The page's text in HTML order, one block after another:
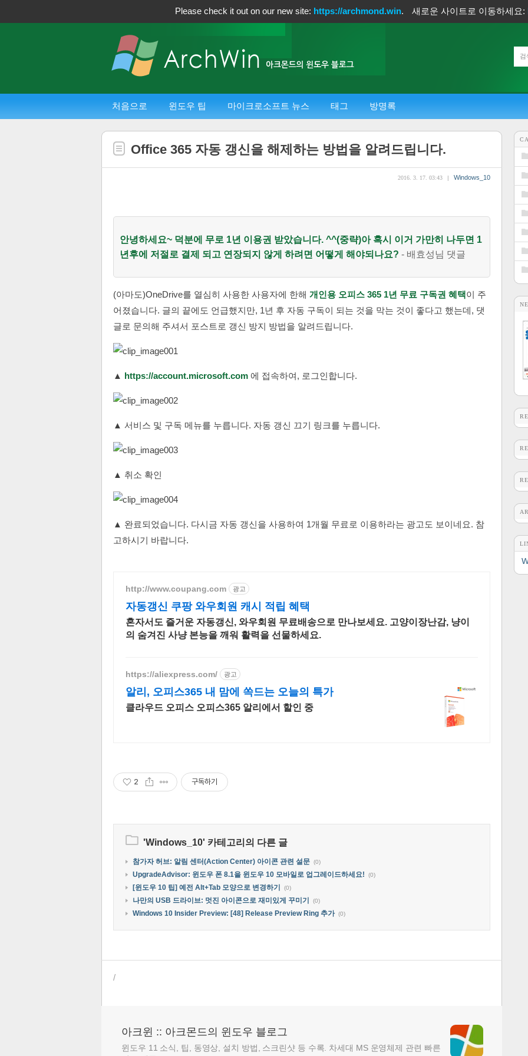
Please check it out on our new site: https://archmond.win. 새로운 사이트로 이동하세요:
처음으로 윈도우 팁 마이크로소프트 뉴스 태그 방명록
Office 365 자동 갱신을 해제하는 방법을 알려드립니다.
2016. 3. 17. 03:43 | Windows_10
안녕하세요~ 덕분에 무로 1년 이용권 받았습니다. ^^(중략)아 혹시 이거 가만히 나두면 1
년후에 저절로 결제 되고 연장되지 않게 하려면 어떻게 해야되나요? - 배효성님 댓글
(아마도)OneDrive를 열심히 사용한 사용자에 한해 개인용 오피스 365 1년 무료 구독권 혜택이 주
어졌습니다. 글의 끝에도 언급했지만, 1년 후 자동 구독이 되는 것을 막는 것이 좋다고 했는데, 댓
글로 문의해 주셔서 포스트로 갱신 방지 방법을 알려드립니다.
▲ https://account.microsoft.com 에 접속하여, 로그인합니다.
▲ 서비스 및 구독 메뉴를 누릅니다. 자동 갱신 끄기 링크를 누릅니다.
▲ 취소 확인
▲ 완료되었습니다. 다시금 자동 갱신을 사용하여 1개월 무료로 이용하라는 광고도 보이네요. 참
고하시기 바랍니다.
http://www.coupang.com 광고
자동갱신 쿠팡 와우회원 캐시 적립 혜택
혼자서도 즐거운 자동갱신, 와우회원 무료배송으로 만나보세요. 고양이장난감, 냥이
의 숨겨진 사냥 본능을 깨워 활력을 선물하세요.
https://aliexpress.com/ 광고
알리, 오피스365 내 맘에 쏙드는 오늘의 특가
클라우드 오피스 오피스365 알리에서 할인 중
2 구독하기
'Windows_10' 카테고리의 다른 글
참가자 허브: 알림 센터(Action Center) 아이콘 관련 설문 (0)
UpgradeAdvisor: 윈도우 폰 8.1을 윈도우 10 모바일로 업그레이드하세요! (0)
[윈도우 10 팁] 예전 Alt+Tab 모양으로 변경하기 (0)
나만의 USB 드라이브: 멋진 아이콘으로 재미있게 꾸미기 (0)
Windows 10 Insider Preview: [48] Release Preview Ring 추가 (0)
/
아크윈 :: 아크몬드의 윈도우 블로그
윈도우 11 소식, 팁, 동영상, 설치 방법, 스크린샷 등 수록. 차세대 MS 운영체제 관련 빠른